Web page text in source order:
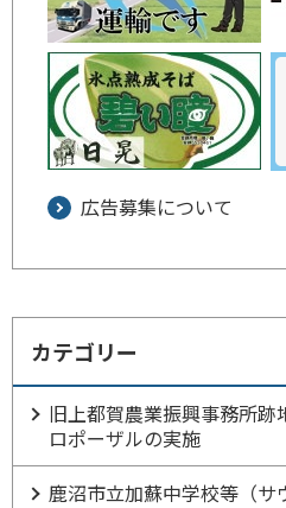
広告募集について
カテゴリー
旧上都賀農業振興事務所
ロポーザルの実施
鹿沼市立加蘇中学校等（サ